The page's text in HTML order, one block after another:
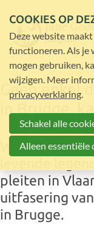
Geen enkel
in Brugge,
pleiten in
uitfasering
in Brugge.
COOKIES OP
Deze website
functioneren. Als je
mogen gebruiken,
wijzigen. Meer
privacyverklaring.
Schakel alle
Alleen essentiële